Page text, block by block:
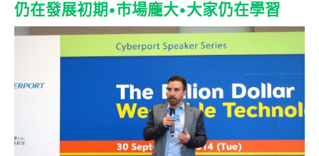
仍在發展初期•市場龐大•大家仍在學習